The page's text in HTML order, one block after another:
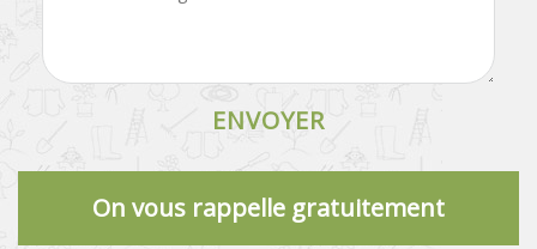
On vous rappelle gratuitement